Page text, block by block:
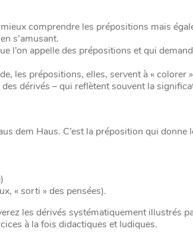
comprendre les prépositions mais
s’amusant.
l’on appelle des prépositions et qui
les prépositions, elles, servent à « colorer
dérivés – qui reflètent souvent la
dem Haus. C’est la préposition qui donne
« sorti » des pensées).
les dérivés systématiquement illustrés
à la fois didactiques et ludiques.